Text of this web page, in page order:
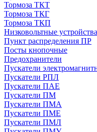
Тормоза ТКТ
Тормоза ТКГ
Тормоза ТКП
Низковольтные
Пункт распределения ПР
Посты кнопочные
Предохранители
Пускатели
Пускатели РПЛ
Пускатели ПАЕ
Пускатели ПМ
Пускатели ПМА
Пускатели ПМЕ
Пускатели ПМЛ